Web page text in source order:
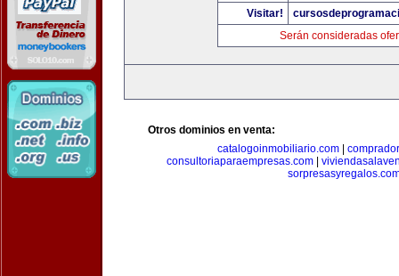
Visitar!
Serán consideradas
Otros dominios en venta:
catalogoinmobiliario.com|
consultoriaparaempresas.com|